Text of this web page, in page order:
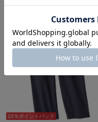
10％ポイントバック